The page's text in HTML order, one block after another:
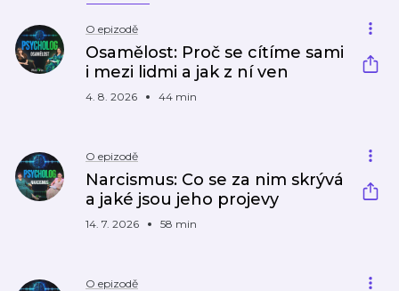
O epizodě
Osamělost: Proč se cítíme sami
i mezi lidmi a jak z ní ven
4. 8. 2026 44 min
O epizodě
Narcismus: Co se za nim skrývá
a jaké jsou jeho projevy
14. 7. 2026 58 min
O epizodě